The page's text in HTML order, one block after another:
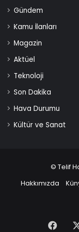
Gündem
Kamu İlanları
Magazin
Aktüel
Teknoloji
Son Dakika
Hava Durumu
Kültür ve Sanat
© Telif
Hakkımızda